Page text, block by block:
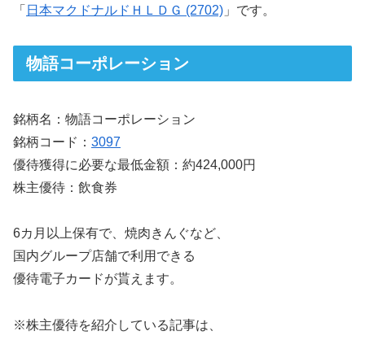
「 日本マクドナルドＨＬＤＧ (2702) 」です。
物語コーポレーション
銘柄名：物語コーポレーション
銘柄コード： 3097
優待獲得に必要な最低金額：約424,000円
株主優待：飲食券
6カ月以上保有で、焼肉きんぐなど、
国内グループ店舗で利用できる
優待電子カードが貰えます。
※株主優待を紹介している記事は、